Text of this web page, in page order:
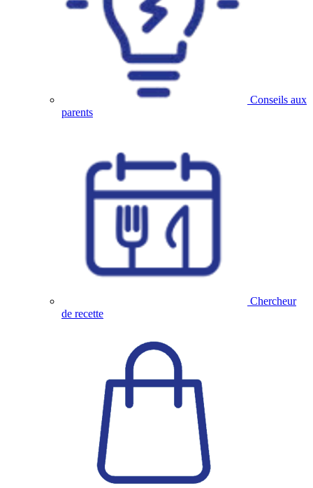
Conseils aux
parents
Chercheur
de recette